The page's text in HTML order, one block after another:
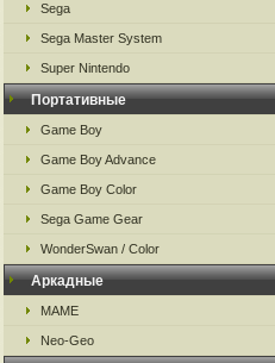
Sega
Sega Master System
Super Nintendo
Портативные
Game Boy
Game Boy Advance
Game Boy Color
Sega Game Gear
WonderSwan / Color
Аркадные
MAME
Neo-Geo